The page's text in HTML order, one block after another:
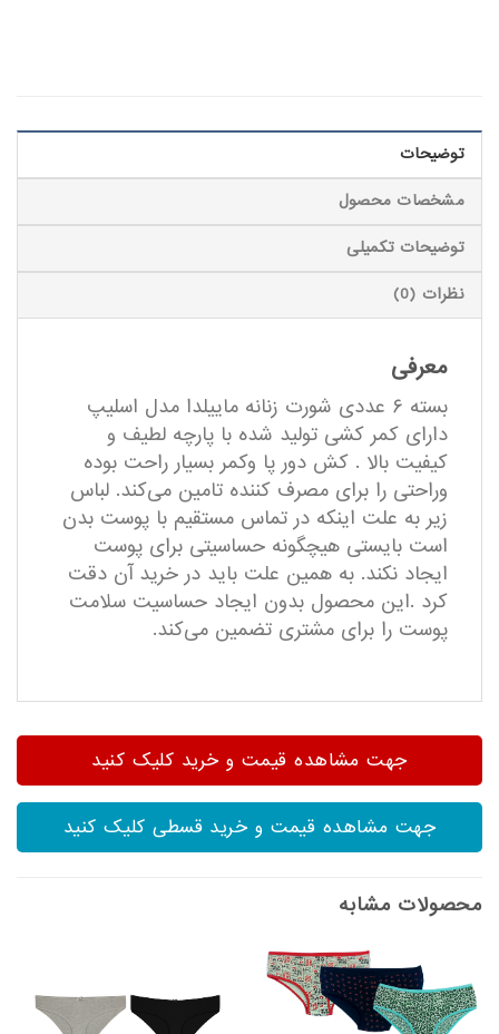
توضیحات
مشخصات محصول
توضیحات تکمیلی
نظرات (0)
معرفی
بسته ۶ عددی شورت زنانه ماییلدا مدل اسلیپ
دارای کمر کشی تولید شده با پارچه لطیف و
کیفیت بالا . کش دور پا وکمر بسیار راحت بوده
وراحتی را برای مصرف کننده تامین می‌کند. لباس
زیر به علت اینکه در تماس مستقیم با پوست بدن
است بایستی هیچگونه حساسیتی برای پوست
ایجاد نکند. به همین علت باید در خرید آن دقت
کرد .این محصول بدون ایجاد حساسیت سلامت
پوست را برای مشتری تضمین می‌کند.
جهت مشاهده قیمت و خرید کلیک کنید
جهت مشاهده قیمت و خرید قسطی کلیک کنید
محصولات مشابه